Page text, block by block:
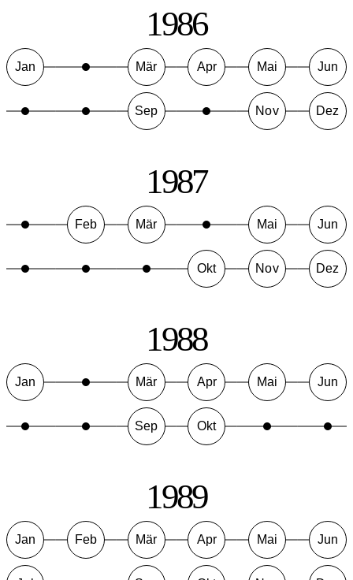
1986
Jan Mär Apr Mai Jun
Sep Nov Dez
1987
Feb Mär Mai Jun
Okt Nov Dez
1988
Jan Mär Apr Mai Jun
Sep Okt
1989
Jan Feb Mär Apr Mai Jun